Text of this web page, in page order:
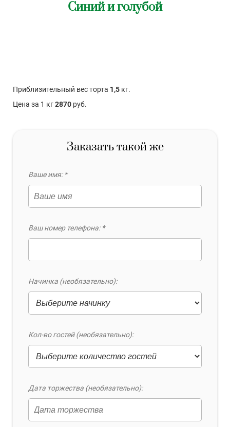
Синий и голубой
Приблизительный вес торта 1,5 кг.
Цена за 1 кг2870 руб.
Заказать такой же
Ваше имя: *
Ваш номер телефона: *
Начинка (необязательно):
Кол-во гостей (необязательно):
Дата торжества (необязательно):